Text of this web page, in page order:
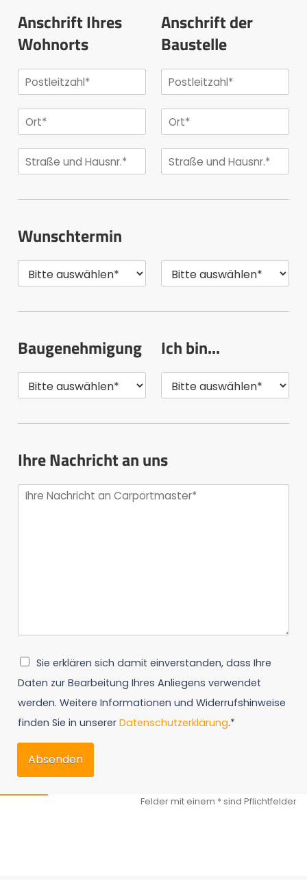
Anschrift Ihres
Wohnorts
Anschrift der
Baustelle
Wunschtermin
Baugenehmigung Ich bin...
Ihre Nachricht an uns
Sie erklären sich damit einverstanden, dass Ihre
Daten zur Bearbeitung Ihres Anliegens verwendet
werden. Weitere Informationen und Widerrufshinweise
finden Sie in unserer Datenschutzerklärung.*
Absenden